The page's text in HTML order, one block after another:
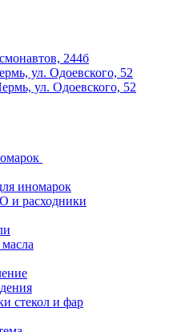
244б
ул. Одоевского, 52
ул. Одоевского, 52
иномарок
и расходники
стекол и фар